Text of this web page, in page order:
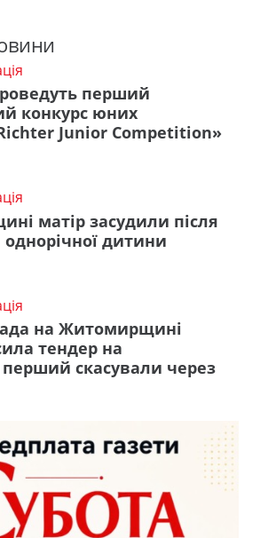
перший
конкурс юних
Junior Competition»
матір засудили після
дитини
на Житомирщині
тендер на
скасували через